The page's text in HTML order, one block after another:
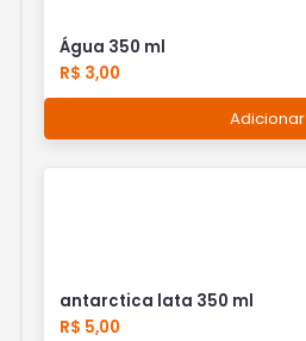
Água 350 ml
R$ 3,00
Adicionar
antarctica lata 350 ml
R$ 5,00